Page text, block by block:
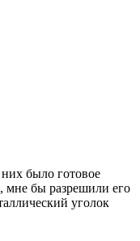
было готовое
мне бы разрешили его
уголок